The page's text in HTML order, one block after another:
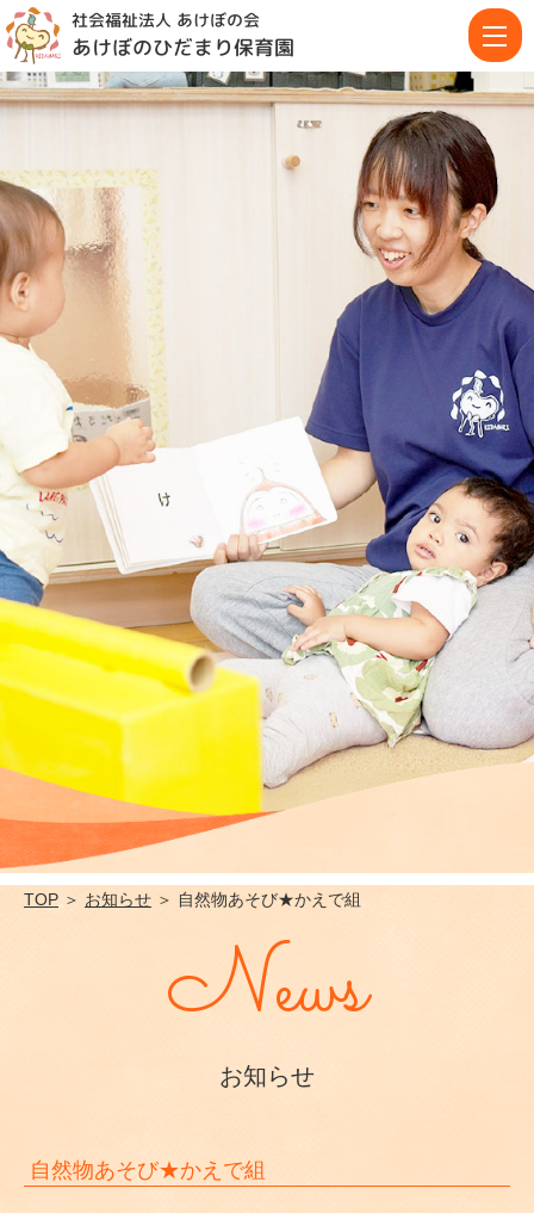
社会福祉法人 あけぼの会
あけぼのひだまり保育園
TOP ＞ お知らせ ＞ 自然物あそび★かえで組
News
お知らせ
自然物あそび★かえで組